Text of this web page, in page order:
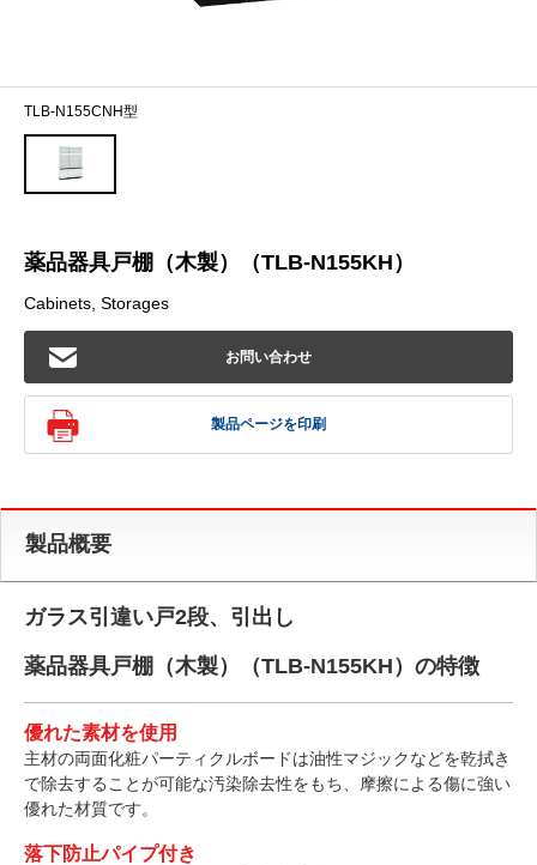
TLB-N155CNH型
薬品器具戸棚（木製）（TLB-N155KH）
Cabinets, Storages
お問い合わせ
製品ページを印刷
製品概要
ガラス引違い戸2段、引出し
薬品器具戸棚（木製）（TLB-N155KH）の特徴
優れた素材を使用
主材の両面化粧パーティクルボードは油性マジックなどを乾拭き
で除去することが可能な汚染除去性をもち、摩擦による傷に強い
優れた材質です。
落下防止パイプ付き